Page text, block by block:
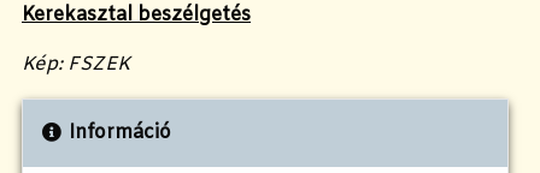
Kerekasztal beszélgetés
Kép: FSZEK
Információ